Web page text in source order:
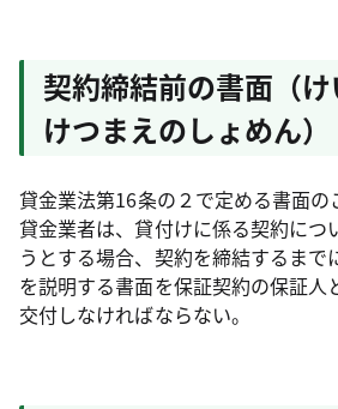
契約締結前の書面（
けつまえのしょめん）
貸金業法第16条の２で定める書面の
貸金業者は、貸付けに係る契約につ
うとする場合、契約を締結するまで
を説明する書面を保証契約の保証人
交付しなければならない。